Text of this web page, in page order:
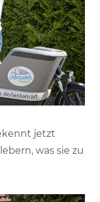
jetzt
was sie zu